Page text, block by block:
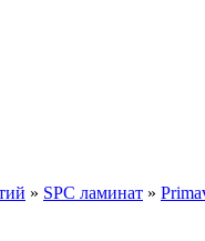
» SPC ламинат »